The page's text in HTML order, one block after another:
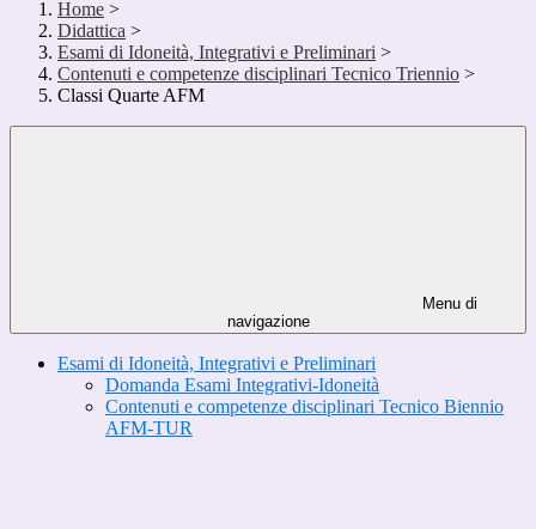
Home >
Didattica >
Esami di Idoneità, Integrativi e Preliminari >
Contenuti e competenze disciplinari Tecnico Triennio >
Classi Quarte AFM
Menu di
navigazione
Esami di Idoneità, Integrativi e Preliminari
Domanda Esami Integrativi-Idoneità
Contenuti e competenze disciplinari Tecnico Biennio
AFM-TUR